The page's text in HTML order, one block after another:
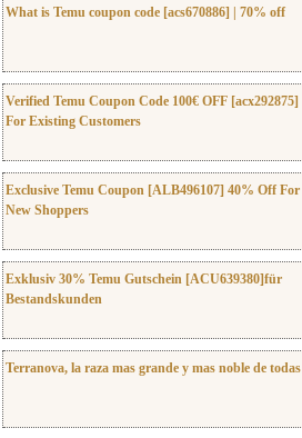
What is Temu coupon code [acs670886] | 70% off
Verified Temu Coupon Code 100€ OFF [acx292875]
For Existing Customers
Exclusive Temu Coupon [ALB496107] 40% Off For
New Shoppers
Exklusiv 30% Temu Gutschein [ACU639380]für
Bestandskunden
Terranova, la raza mas grande y mas noble de todas